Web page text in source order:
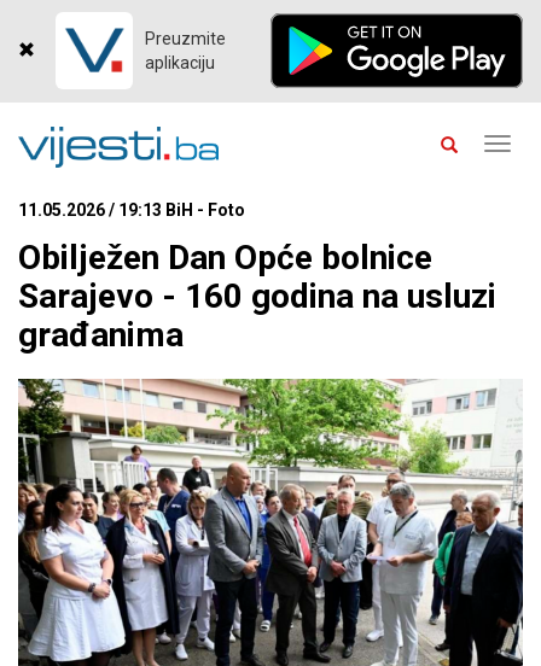
Preuzmite
aplikaciju
11.05.2026 / 19:13 BiH - Foto
Obilježen Dan Opće bolnice
Sarajevo - 160 godina na usluzi
građanima